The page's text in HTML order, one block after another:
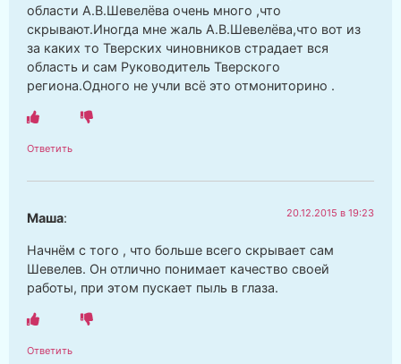
области А.В.Шевелёва очень много ,что
скрывают.Иногда мне жаль А.В.Шевелёва,что вот из
за каких то Тверских чиновников страдает вся
область и сам Руководитель Тверского
региона.Одного не учли всё это отмониторино .
Ответить
Маша: 20.12.2015 в 19:23
Начнём с того , что больше всего скрывает сам
Шевелев. Он отлично понимает качество своей
работы, при этом пускает пыль в глаза.
Ответить